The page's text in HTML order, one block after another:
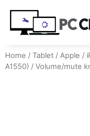
Home / Tablet / Apple /
A1550) / Volume/mute